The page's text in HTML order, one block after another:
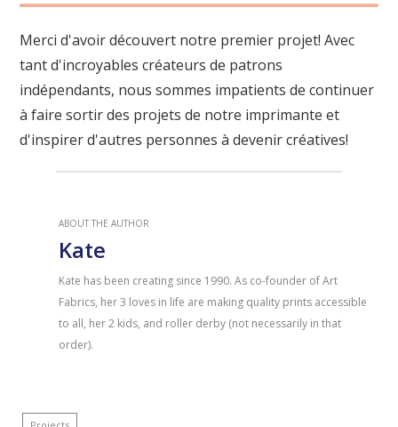
Merci d'avoir découvert notre premier projet! Avec
tant d'incroyables créateurs de patrons
indépendants, nous sommes impatients de continuer
à faire sortir des projets de notre imprimante et
d'inspirer d'autres personnes à devenir créatives!
ABOUT THE AUTHOR
Kate
Kate has been creating since 1990. As co-founder of Art
Fabrics, her 3 loves in life are making quality prints accessible
to all, her 2 kids, and roller derby (not necessarily in that
order).